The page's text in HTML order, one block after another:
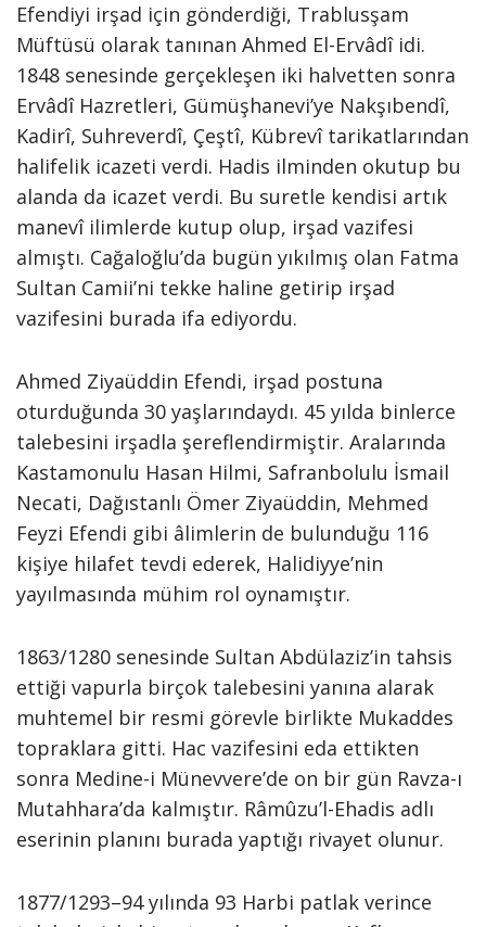
Efendiyi irşad için gönderdiği, Trablusşam
Müftüsü olarak tanınan Ahmed El-Ervâdî idi.
1848 senesinde gerçekleşen iki halvetten sonra
Ervâdî Hazretleri, Gümüşhanevi’ye Nakşıbendî,
Kadirî, Suhreverdî, Çeştî, Kübrevî tarikatlarından
halifelik icazeti verdi. Hadis ilminden okutup bu
alanda da icazet verdi. Bu suretle kendisi artık
manevî ilimlerde kutup olup, irşad vazifesi
almıştı. Cağaloğlu’da bugün yıkılmış olan Fatma
Sultan Camii’ni tekke haline getirip irşad
vazifesini burada ifa ediyordu.
Ahmed Ziyaüddin Efendi, irşad postuna
oturduğunda 30 yaşlarındaydı. 45 yılda binlerce
talebesini irşadla şereflendirmiştir. Aralarında
Kastamonulu Hasan Hilmi, Safranbolulu İsmail
Necati, Dağıstanlı Ömer Ziyaüddin, Mehmed
Feyzi Efendi gibi âlimlerin de bulunduğu 116
kişiye hilafet tevdi ederek, Halidiyye’nin
yayılmasında mühim rol oynamıştır.
1863/1280 senesinde Sultan Abdülaziz’in tahsis
ettiği vapurla birçok talebesini yanına alarak
muhtemel bir resmi görevle birlikte Mukaddes
topraklara gitti. Hac vazifesini eda ettikten
sonra Medine-i Münevvere’de on bir gün Ravza-ı
Mutahhara’da kalmıştır. Râmûzu’l-Ehadis adlı
eserinin planını burada yaptığı rivayet olunur.
1877/1293–94 yılında 93 Harbi patlak verince